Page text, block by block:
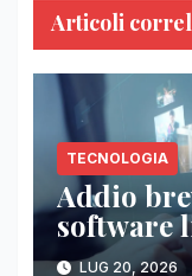
Articoli
TECNOLOGIA
Addio
software
LUG 20, 2026